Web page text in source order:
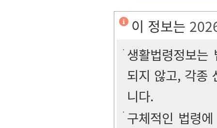
이 정보는
생활법령정보
되지 않고, 각종
니다.
구체적인 법령